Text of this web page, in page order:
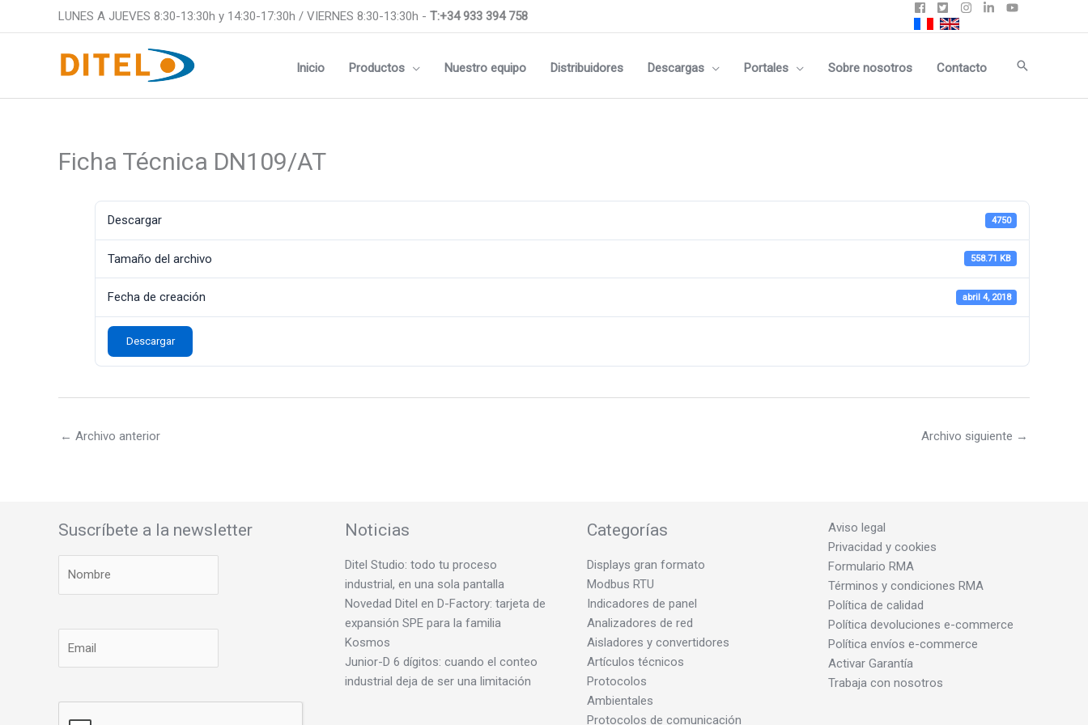
LUNES A JUEVES 8:30-13:30h y 14:30-17:30h / VIERNES 8:30-13:30h - T:+34 933 394 758
Inicio Productos Nuestro equipo Distribuidores Descargas Portales Sobre nosotros Contacto Buscar
Ficha Técnica DN109/AT
Descargar 4750
Tamaño del archivo 558.71 KB
Fecha de creación abril 4, 2018
Descargar
← Archivo anterior Archivo siguiente →
Suscríbete a la newsletter Noticias
Ditel Studio: todo tu proceso
industrial, en una sola pantalla
Novedad Ditel en D-Factory: tarjeta de
expansión SPE para la familia
Kosmos
Junior-D 6 dígitos: cuando el conteo
industrial deja de ser una limitación
Categorías
Displays gran formato
Modbus RTU
Indicadores de panel
Analizadores de red
Aisladores y convertidores
Artículos técnicos
Protocolos
Ambientales
Protocolos de comunicación
Aviso legal
Privacidad y cookies
Formulario RMA
Términos y condiciones RMA
Política de calidad
Política devoluciones e-commerce
Política envíos e-commerce
Activar Garantía
Trabaja con nosotros